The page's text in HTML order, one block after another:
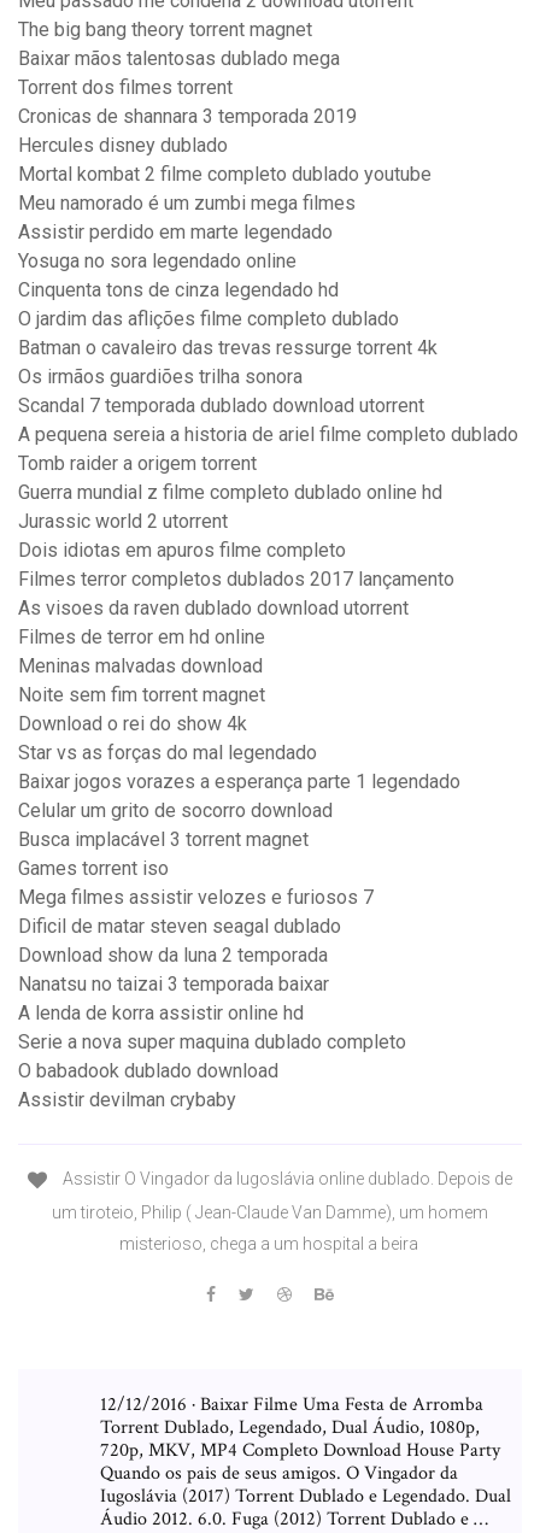
The big bang theory torrent magnet
Baixar mãos talentosas dublado mega
Torrent dos filmes torrent
Cronicas de shannara 3 temporada 2019
Hercules disney dublado
Mortal kombat 2 filme completo dublado youtube
Meu namorado é um zumbi mega filmes
Assistir perdido em marte legendado
Yosuga no sora legendado online
Cinquenta tons de cinza legendado hd
O jardim das aflições filme completo dublado
Batman o cavaleiro das trevas ressurge torrent 4k
Os irmãos guardiões trilha sonora
Scandal 7 temporada dublado download utorrent
A pequena sereia a historia de ariel filme completo dublado
Tomb raider a origem torrent
Guerra mundial z filme completo dublado online hd
Jurassic world 2 utorrent
Dois idiotas em apuros filme completo
Filmes terror completos dublados 2017 lançamento
As visoes da raven dublado download utorrent
Filmes de terror em hd online
Meninas malvadas download
Noite sem fim torrent magnet
Download o rei do show 4k
Star vs as forças do mal legendado
Baixar jogos vorazes a esperança parte 1 legendado
Celular um grito de socorro download
Busca implacável 3 torrent magnet
Games torrent iso
Mega filmes assistir velozes e furiosos 7
Dificil de matar steven seagal dublado
Download show da luna 2 temporada
Nanatsu no taizai 3 temporada baixar
A lenda de korra assistir online hd
Serie a nova super maquina dublado completo
O babadook dublado download
Assistir devilman crybaby
Assistir O Vingador da Iugoslávia online dublado. Depois de
um tiroteio, Philip ( Jean-Claude Van Damme), um homem
misterioso, chega a um hospital a beira
12/12/2016 · Baixar Filme Uma Festa de Arromba
Torrent Dublado, Legendado, Dual Áudio, 1080p,
720p, MKV, MP4 Completo Download House Party
Quando os pais de seus amigos. O Vingador da
Iugoslávia (2017) Torrent Dublado e Legendado. Dual
Áudio 2012. 6.0. Fuga (2012) Torrent Dublado e …